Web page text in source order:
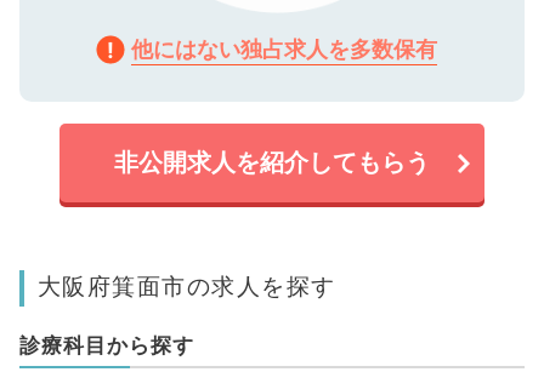
他にはない独占求人を多数保有
非公開求人を紹介してもらう
大阪府箕面市の求人を探す
診療科目から探す